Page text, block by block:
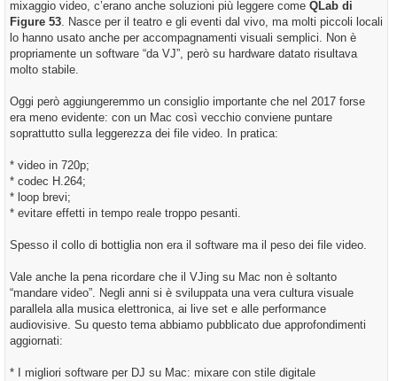
mixaggio video, c’erano anche soluzioni più leggere come QLab di
Figure 53. Nasce per il teatro e gli eventi dal vivo, ma molti piccoli locali
lo hanno usato anche per accompagnamenti visuali semplici. Non è
propriamente un software “da VJ”, però su hardware datato risultava
molto stabile.
Oggi però aggiungeremmo un consiglio importante che nel 2017 forse
era meno evidente: con un Mac così vecchio conviene puntare
soprattutto sulla leggerezza dei file video. In pratica:
* video in 720p;
* codec H.264;
* loop brevi;
* evitare effetti in tempo reale troppo pesanti.
Spesso il collo di bottiglia non era il software ma il peso dei file video.
Vale anche la pena ricordare che il VJing su Mac non è soltanto
“mandare video”. Negli anni si è sviluppata una vera cultura visuale
parallela alla musica elettronica, ai live set e alle performance
audiovisive. Su questo tema abbiamo pubblicato due approfondimenti
aggiornati:
* I migliori software per DJ su Mac: mixare con stile digitale